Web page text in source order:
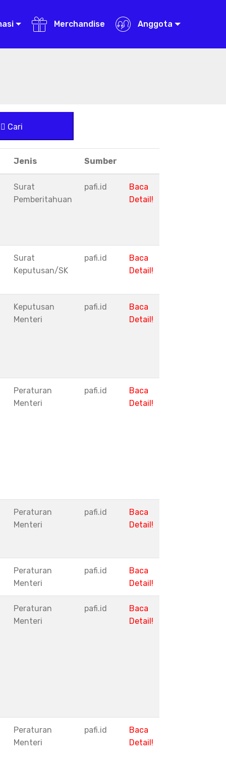
Merchandise Anggota
Cari
Jenis Sumber
Surat
Pemberitahuan
pafi.id
Baca
Detail!
Surat
Keputusan/SK
pafi.id
Baca
Detail!
Keputusan
Menteri
pafi.id
Baca
Detail!
Peraturan
Menteri
pafi.id
Baca
Detail!
Peraturan
Menteri
pafi.id
Baca
Detail!
Peraturan
Menteri
pafi.id
Baca
Detail!
Peraturan
Menteri
pafi.id
Baca
Detail!
Peraturan
Menteri
pafi.id
Baca
Detail!